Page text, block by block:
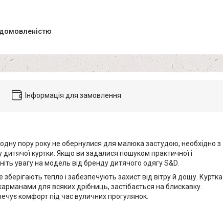
Інформація для замовлення
пору року не обернулися для малюка застудою, необхідно з
дитячої куртки. Якщо ви задалися пошуком практичної і
увагу на модель від бренду дитячого одягу S&D.
зберігають тепло і забезпечують захист від вітру й дощу. Куртка
для всяких дрібниць, застібається на блискавку.
комфорт під час вуличних прогулянок.